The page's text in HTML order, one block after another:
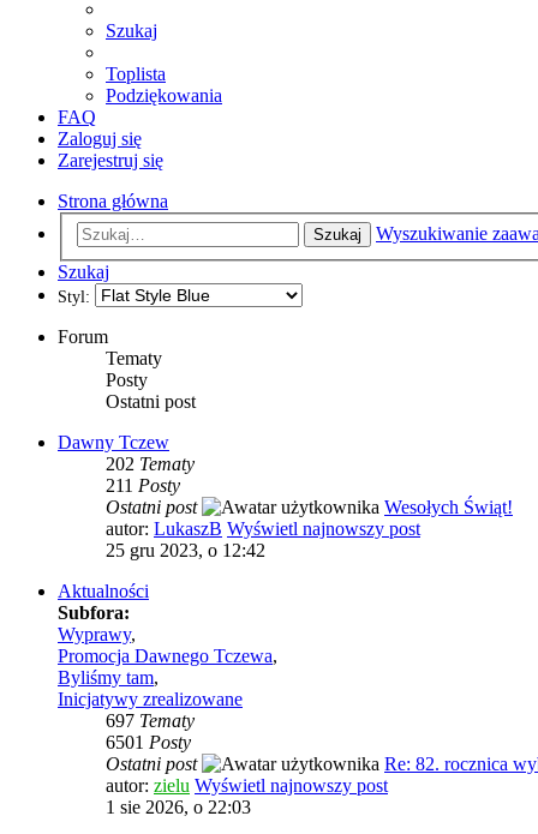
Szukaj
Toplista
Podziękowania
FAQ
Zaloguj się
Zarejestruj się
Strona główna
Szukaj
Wyszukiwanie
Szukaj
Styl:
Forum
Tematy
Posty
Ostatni post
Dawny Tczew
202 Tematy
211 Posty
Ostatni post
Wesołych Świąt!
autor: LukaszB Wyświetl najnowszy post
25 gru 2023, o 12:42
Aktualności
Subfora:
Wyprawy,
Promocja Dawnego Tczewa,
Byliśmy tam,
Inicjatywy zrealizowane
697 Tematy
6501 Posty
Ostatni post
Re: 82. rocznica
autor: zielu Wyświetl najnowszy post
1 sie 2026, o 22:03